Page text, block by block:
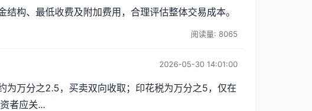
构、最低收费及附加费用，合理评估整体交易成本。
阅读量: 8065
2026-05-30 14:01:00
为万分之2.5，买卖双向收取；印花税为万分之5，仅在
者应关...